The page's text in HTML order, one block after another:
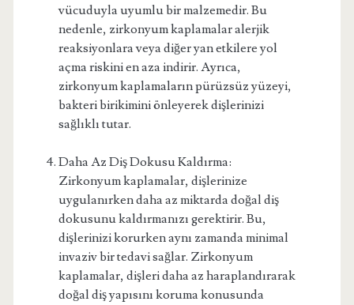
vücuduyla uyumlu bir malzemedir. Bu
nedenle, zirkonyum kaplamalar alerjik
reaksiyonlara veya diğer yan etkilere yol
açma riskini en aza indirir. Ayrıca,
zirkonyum kaplamaların pürüzsüz yüzeyi,
bakteri birikimini önleyerek dişlerinizi
sağlıklı tutar.
Daha Az Diş Dokusu Kaldırma:
Zirkonyum kaplamalar, dişlerinize
uygulanırken daha az miktarda doğal diş
dokusunu kaldırmanızı gerektirir. Bu,
dişlerinizi korurken aynı zamanda minimal
invaziv bir tedavi sağlar. Zirkonyum
kaplamalar, dişleri daha az haraplandırarak
doğal diş yapısını koruma konusunda